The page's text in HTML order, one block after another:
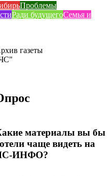
Проблемы
Ради будущегоСемья и
газеты
материалы вы бы
чаще видеть на
ИНФО?